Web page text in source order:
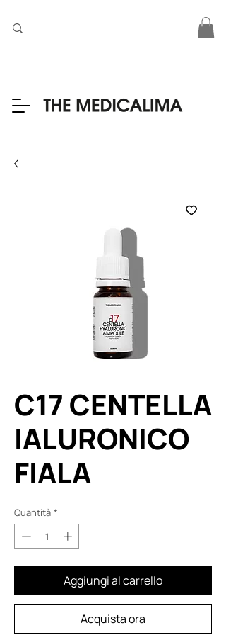
C17 CENTELLA
IALURONICO
FIALA
Quantità *
Aggiungi al carrello
Acquista ora